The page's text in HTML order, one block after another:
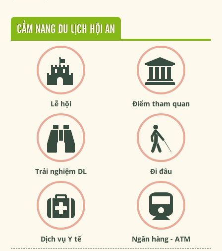
CẨM NANG DU LỊCH HỘI AN
Lễ hội Điểm tham quan
Trải nghiệm DL Đi đâu
Dịch vụ Y tế Ngân hàng - ATM